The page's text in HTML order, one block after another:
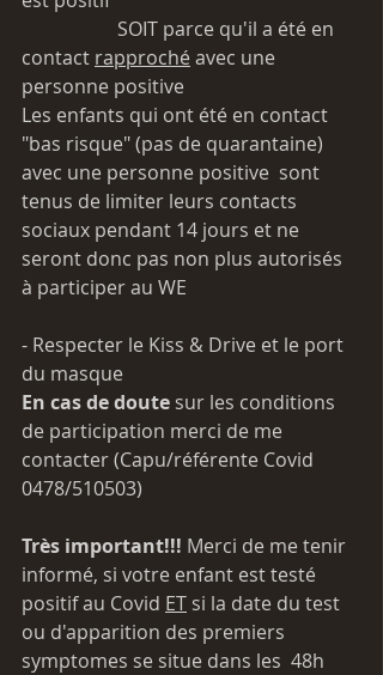
contact rapproché avec une
personne positive
Les enfants qui ont été en contact
"bas risque" (pas de quarantaine)
avec une personne positive  sont
tenus de limiter leurs contacts
sociaux pendant 14 jours et ne
seront donc pas non plus autorisés
à participer au WE
- Respecter le Kiss & Drive et le port
du masque
En cas de doute sur les conditions
de participation merci de me
contacter (Capu/référente Covid
0478/510503)
Très important!!! Merci de me tenir
informé, si votre enfant est testé
positif au Covid ET si la date du test
ou d'apparition des premiers
symptomes se situe dans les  48h